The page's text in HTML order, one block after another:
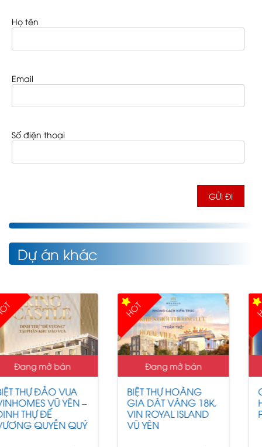
Họ tên
Email
Số điện thoại
Dự án khác
HOT
Đang mở bán
BIỆT THỰ HOÀNG
GIA DÁT VÀNG 18K,
VIN ROYAL ISLAND
VŨ YÊN
HOT
Đang mở bán
Chung cư Hoàng
Huy Commerce Hải
Phòng